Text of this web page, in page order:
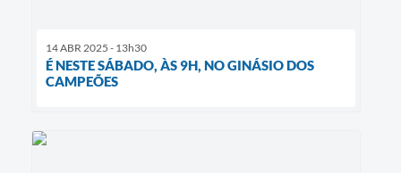
14 ABR 2025 - 13h30
É NESTE SÁBADO, ÀS 9H, NO GINÁSIO DOS
CAMPEÕES